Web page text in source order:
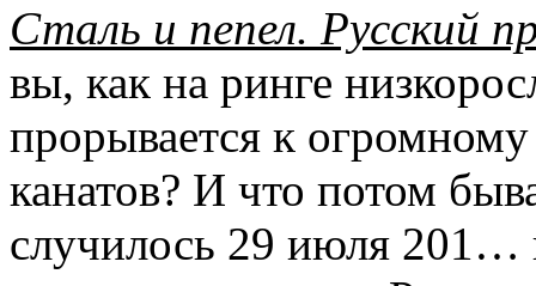
Сталь и пепел. Русский
вы, как на ринге
прорывается к
канатов? И что потом
случилось 29 июля 201…